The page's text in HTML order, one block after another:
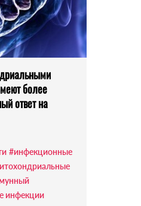
более
ответ на
#инфекционные
инфекции